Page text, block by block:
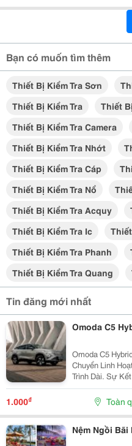
Bạn có muốn tìm thêm
Thiết Bị Kiểm Tra Sơn
Thiết Bị Kiểm Tra
Thiết
Thiết Bị Kiểm Tra Camera
Thiết Bị Kiểm Tra Nhớt
Thiết Bị Kiểm Tra Cáp
Thiết Bị Kiểm Tra Nổ
Thiết Bị Kiểm Tra Acquy
Thiết Bị Kiểm Tra Ic
Thiết Bị Kiểm Tra Phanh
Thiết Bị Kiểm Tra Quang
Tin đăng mới nhất
Omoda C5
Omoda C5
Chuyển Linh
Trình Dài. Sự
Truyền Động
Minh Giúp Xe
Thực...
1.000₫ Toàn
Nệm Ngồi